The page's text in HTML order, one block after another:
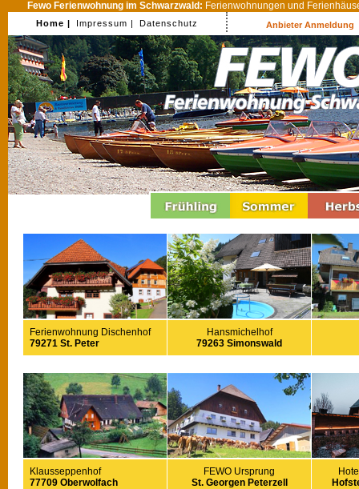
Fewo Ferienwohnung im Schwarzwald: Ferienwohnungen und
Home | Impressum | Datenschutz Anbieter Anmeldung
Ferienwohnung Dischenhof
79271 St. Peter
Hansmichelhof
79263 Simonswald
Klausseppenhof
77709 Oberwolfach
FEWO Ursprung
St. Georgen Peterzell